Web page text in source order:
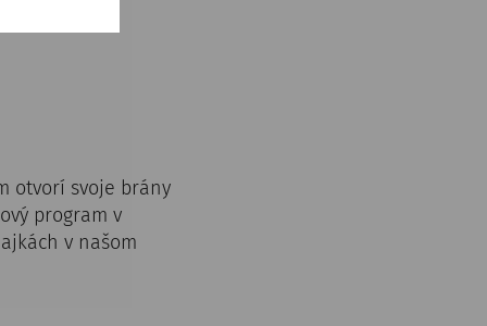
otvorí svoje brány
program v
v našom